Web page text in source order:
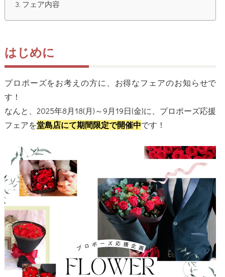
フェア内容
はじめに
プロポーズをお考えの方に、お得なフェアのお知らせで
す！
なんと、2025年8月18(月)～9月19日(金)に、プロポーズ応援
フェアを堂島店にて期間限定で開催中です！